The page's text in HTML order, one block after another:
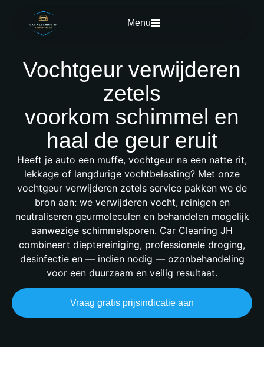
Menu
Vochtgeur verwijderen
zetels
voorkom schimmel en
haal de geur eruit
Heeft je auto een muffe, vochtgeur na een natte rit,
lekkage of langdurige vochtbelasting? Met onze
vochtgeur verwijderen zetels service pakken we de
bron aan: we verwijderen vocht, reinigen en
neutraliseren geurmoleculen en behandelen mogelijk
aanwezige schimmelsporen. Car Cleaning JH
combineert dieptereiniging, professionele droging,
desinfectie en — indien nodig — ozonbehandeling
voor een duurzaam en veilig resultaat.
Vraag gratis prijsindicatie aan